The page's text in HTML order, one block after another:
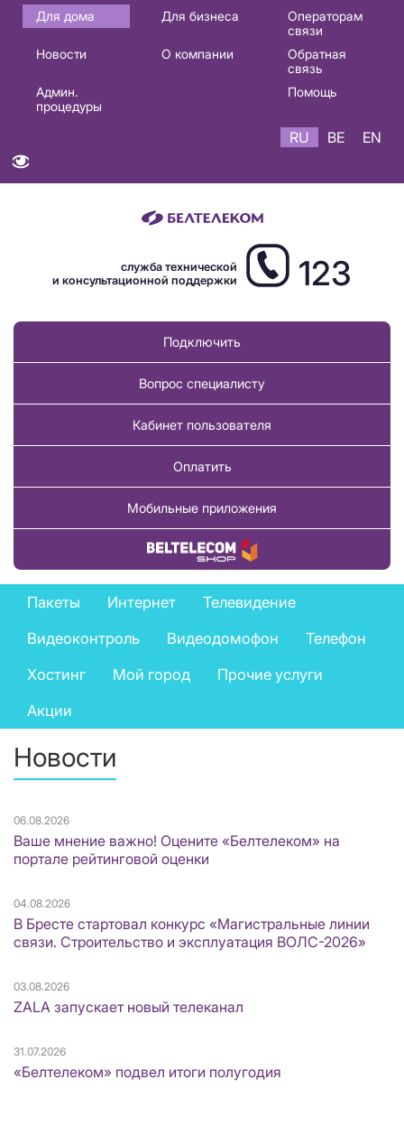
Основная
навигация
Для дома Для бизнеса
Операторам
связи
Новости
О компании
Обратная
связь
Админ.
процедуры
Помощь
RU BE EN
служба технической
и консультационной поддержки
123
Подключить
Вопрос специалисту
Кабинет пользователя
Оплатить
Мобильные приложения
Купить товар
Private
services
menu
Пакеты Интернет
Телевидение
Видеоконтроль
Видеодомофон
Телефон
Хостинг
Мой город
Прочие услуги
Акции
Новости
06.08.2026
Ваше мнение важно! Оцените «Белтелеком» на
портале рейтинговой оценки
04.08.2026
В Бресте стартовал конкурс «Магистральные линии
связи. Строительство и эксплуатация ВОЛС-2026»
03.08.2026
ZALA запускает новый телеканал
31.07.2026
«Белтелеком» подвел итоги полугодия